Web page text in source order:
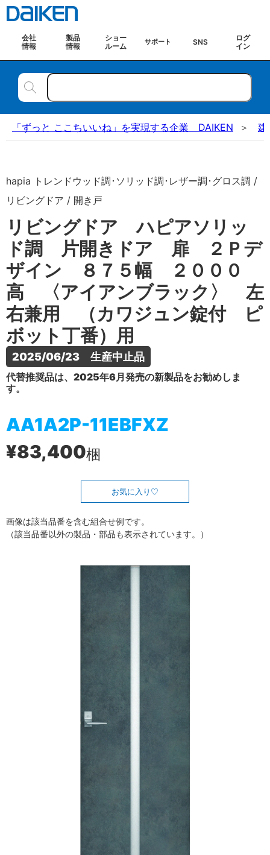
会社
情報
製品
情報
ショー
ルーム
サポート SNS
ログ
イン
「ずっと ここちいいね」を実現する企業 DAIKEN 建
hapia トレンドウッド調･ソリッド調･レザー調･グロス調 /
リビングドア / 開き戸
リビングドア ハピアソリッ
ド調 片開きドア 扉 ２Ｐデ
ザイン ８７５幅 ２０００
高 〈アイアンブラック〉 左
右兼用 （カワジュン錠付 ピ
ボット丁番）用
2025/06/23　生産中止品
代替推奨品は、2025年6月発売の新製品をお勧めしま
す。
AA1A2P-11EBFXZ
¥83,400梱
お気に入り
画像は該当品番を含む組合せ例です。
（該当品番以外の製品・部品も表示されています。）